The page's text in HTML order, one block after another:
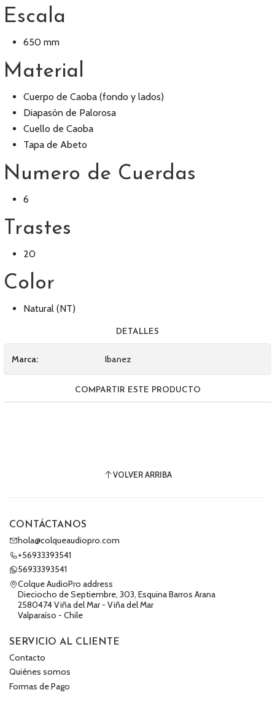
Escala
650 mm
Material
Cuerpo de Caoba (fondo y lados)
Diapasón de Palorosa
Cuello de Caoba
Tapa de Abeto
Numero de Cuerdas
6
Trastes
20
Color
Natural (NT)
DETALLES
Marca: Ibanez
COMPARTIR ESTE PRODUCTO
VOLVER ARRIBA
CONTÁCTANOS
hola@colqueaudiopro.com
+56933393541
56933393541
Colque AudioPro address
Dieciocho de Septiembre, 303, Esquina Barros Arana
2580474 Viña del Mar - Viña del Mar
Valparaíso - Chile
SERVICIO AL CLIENTE
Contacto
Quiénes somos
Formas de Pago